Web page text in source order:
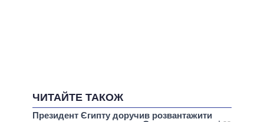
ЧИТАЙТЕ ТАКОЖ
Президент Єгипту доручив розвантажити